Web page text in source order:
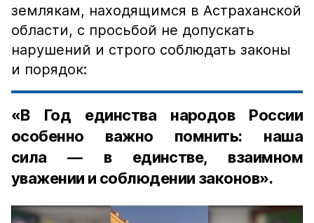
землякам, находящимся в Астраханской
области, с просьбой не допускать
нарушений и строго соблюдать законы
и порядок:
«В Год единства народов России
особенно важно помнить: наша
сила — в единстве, взаимном
уважении и соблюдении законов».